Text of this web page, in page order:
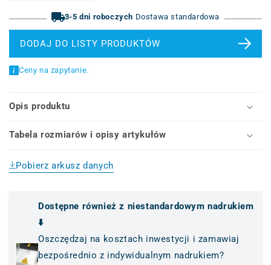
dla
znacznika
HTX-
S0, ciągłe
(standardowa
dla
HTX-
S0
znacznik
termokurczliwy, ciągłe
3-5 dni roboczych Dostawa standardowa
DODAJ DO LISTY PRODUKTÓW
Ceny na zapytanie.
Opis produktu
Tabela rozmiarów i opisy artykułów
Pobierz arkusz danych
Dostępne również z niestandardowym nadrukiem
⬇️
Oszczędzaj na kosztach inwestycji i zamawiaj
bezpośrednio z indywidualnym nadrukiem?